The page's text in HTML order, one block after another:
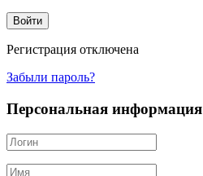
Регистрация отключена
Забыли пароль?
Персональная информация